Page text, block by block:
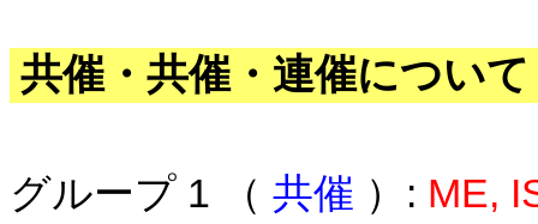
共催・共催・連催について
グループ 1 （ 共催 ）: ME,